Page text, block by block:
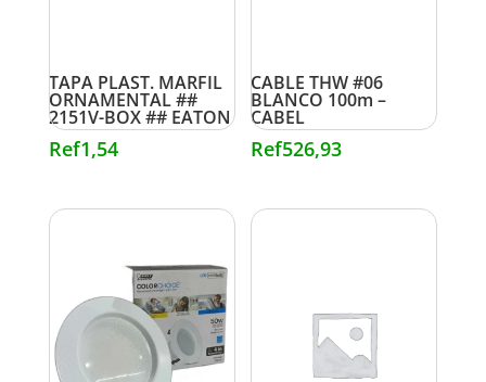
TAPA PLAST. MARFIL
ORNAMENTAL ##
2151V-BOX ## EATON
Ref1,54
CABLE THW #06
BLANCO 100m –
CABEL
Ref526,93